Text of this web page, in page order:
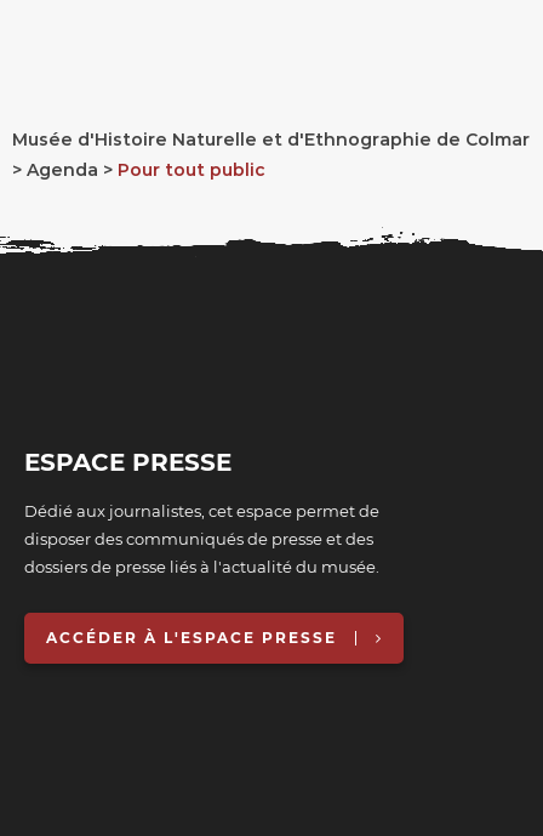
FIL
Musée d'Histoire Naturelle et d'Ethnographie de Colmar
Agenda
Pour tout public
ESPACE PRESSE
Dédié aux journalistes, cet espace permet de
disposer des communiqués de presse et des
dossiers de presse liés à l'actualité du musée.
ACCÉDER À L'ESPACE PRESSE